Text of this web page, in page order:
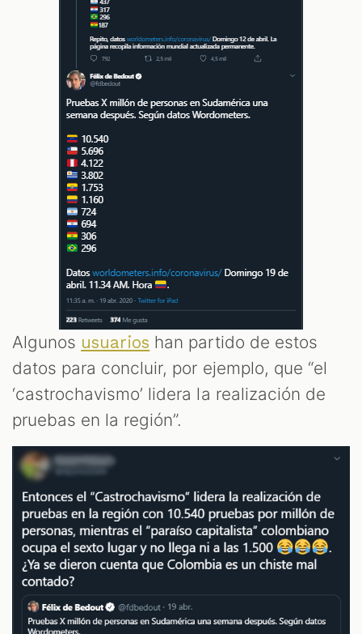
Algunos usuarios han partido de estos
datos para concluir, por ejemplo, que “el
‘castrochavismo’ lidera la realización de
pruebas en la región”.